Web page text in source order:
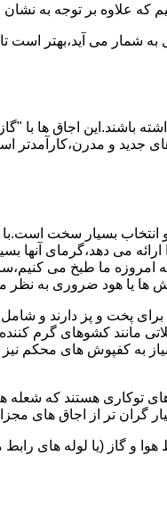
علاوه بر توجه به
به شمار می آید،بهتر
باشند.این اجاق ها با
جدید و
بسیار سخت است.با
می دهد،گرمای آنها
امروزه ما طبخ می
ها یا هود ضروری به
پخت و پز دارند و شامل
مانند کشوهای گرم
به کفپوش های محکم نیز
توکاری هستند که
تر از اجاق های
هوا و گاز (یا لوله های